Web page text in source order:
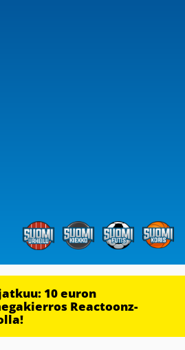
10 euron
Reactoonz-